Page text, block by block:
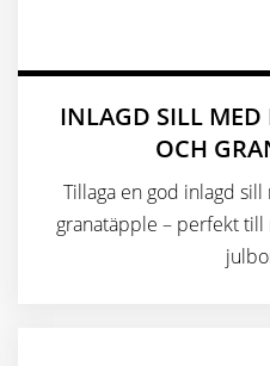
INLAGD SILL MED
OCH
Tillaga en god inlagd
granatäpple – perfekt